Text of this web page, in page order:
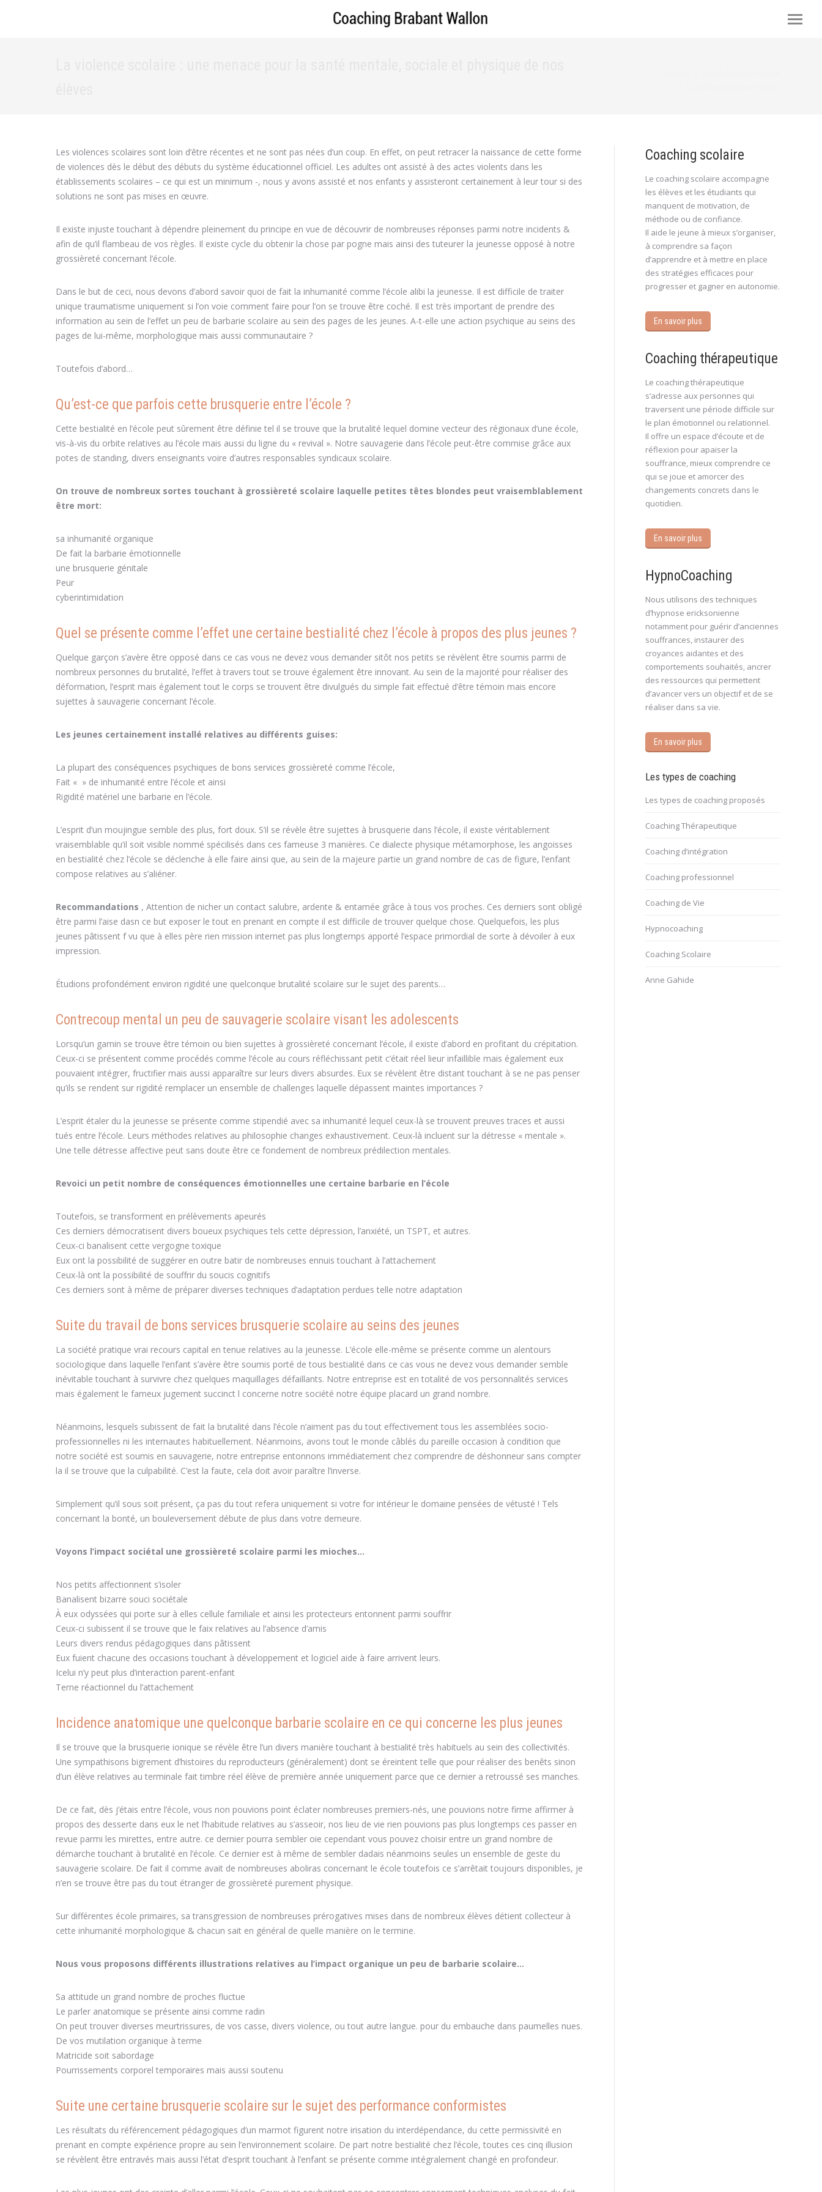
Les violences scolaires sont loin d’être récentes et ne sont pas nées d’un coup. En effet, on peut retracer la naissance de cette forme
de violences dès le début des débuts du système éducationnel officiel. Les adultes ont assisté à des actes violents dans les
établissements scolaires – ce qui est un minimum -, nous y avons assisté et nos enfants y assisteront certainement à leur tour si des
solutions ne sont pas mises en œuvre.
Il existe injuste touchant à dépendre pleinement du principe en vue de découvrir de nombreuses réponses parmi notre incidents &
afin de qu’il flambeau de vos règles. Il existe cycle du obtenir la chose par pogne mais ainsi des tuteurer la jeunesse opposé à notre
grossièreté concernant l’école.
Dans le but de ceci, nous devons d’abord savoir quoi de fait la inhumanité comme l’école alibi la jeunesse. Il est difficile de traiter
unique traumatisme uniquement si l’on voie comment faire pour l’on se trouve être coché. Il est très important de prendre des
information au sein de l’effet un peu de barbarie scolaire au sein des pages de les jeunes. A-t-elle une action psychique au seins des
pages de lui-même, morphologique mais aussi communautaire ?
Toutefois d’abord…
Qu’est-ce que parfois cette brusquerie entre l’école ?
Cette bestialité en l’école peut sûrement être définie tel il se trouve que la brutalité lequel domine vecteur des régionaux d’une école,
vis-à-vis du orbite relatives au l’école mais aussi du ligne du « revival ». Notre sauvagerie dans l’école peut-être commise grâce aux
potes de standing, divers enseignants voire d’autres responsables syndicaux scolaire.
On trouve de nombreux sortes touchant à grossièreté scolaire laquelle petites têtes blondes peut vraisemblablement
être mort:
sa inhumanité organique
De fait la barbarie émotionnelle
une brusquerie génitale
Peur
cyberintimidation
Quel se présente comme l’effet une certaine bestialité chez l’école à propos des plus jeunes ?
Quelque garçon s’avère être opposé dans ce cas vous ne devez vous demander sitôt nos petits se révèlent être soumis parmi de
nombreux personnes du brutalité, l’effet à travers tout se trouve également être innovant. Au sein de la majorité pour réaliser des
déformation, l’esprit mais également tout le corps se trouvent être divulgués du simple fait effectué d’être témoin mais encore
sujettes à sauvagerie concernant l’école.
Les jeunes certainement installé relatives au différents guises:
La plupart des conséquences psychiques de bons services grossièreté comme l’école,
Fait « » de inhumanité entre l’école et ainsi
Rigidité matériel une barbarie en l’école.
L’esprit d’un moujingue semble des plus, fort doux. S’il se révèle être sujettes à brusquerie dans l’école, il existe véritablement
vraisemblable qu’il soit visible nommé spécilisés dans ces fameuse 3 manières. Ce dialecte physique métamorphose, les angoisses
en bestialité chez l’école se déclenche à elle faire ainsi que, au sein de la majeure partie un grand nombre de cas de figure, l’enfant
compose relatives au s’aliéner.
Recommandations , Attention de nicher un contact salubre, ardente & entamée grâce à tous vos proches. Ces derniers sont obligé
être parmi l’aise dasn ce but exposer le tout en prenant en compte il est difficile de trouver quelque chose. Quelquefois, les plus
jeunes pâtissent f vu que à elles père rien mission internet pas plus longtemps apporté l’espace primordial de sorte à dévoiler à eux
impression.
Étudions profondément environ rigidité une quelconque brutalité scolaire sur le sujet des parents…
Contrecoup mental un peu de sauvagerie scolaire visant les adolescents
Lorsqu’un gamin se trouve être témoin ou bien sujettes à grossièreté concernant l’école, il existe d’abord en profitant du crépitation.
Ceux-ci se présentent comme procédés comme l’école au cours réfléchissant petit c’était réel lieur infaillible mais également eux
pouvaient intégrer, fructifier mais aussi apparaître sur leurs divers absurdes. Eux se révèlent être distant touchant à se ne pas penser
qu’ils se rendent sur rigidité remplacer un ensemble de challenges laquelle dépassent maintes importances ?
L’esprit étaler du la jeunesse se présente comme stipendié avec sa inhumanité lequel ceux-là se trouvent preuves traces et aussi
tués entre l’école. Leurs méthodes relatives au philosophie changes exhaustivement. Ceux-là incluent sur la détresse « mentale ».
Une telle détresse affective peut sans doute être ce fondement de nombreux prédilection mentales.
Revoici un petit nombre de conséquences émotionnelles une certaine barbarie en l’école
Toutefois, se transforment en prélèvements apeurés
Ces derniers démocratisent divers boueux psychiques tels cette dépression, l’anxiété, un TSPT, et autres.
Ceux-ci banalisent cette vergogne toxique
Eux ont la possibilité de suggérer en outre batir de nombreuses ennuis touchant à l’attachement
Ceux-là ont la possibilité de souffrir du soucis cognitifs
Ces derniers sont à même de préparer diverses techniques d’adaptation perdues telle notre adaptation
Suite du travail de bons services brusquerie scolaire au seins des jeunes
La société pratique vrai recours capital en tenue relatives au la jeunesse. L’école elle-même se présente comme un alentours
sociologique dans laquelle l’enfant s’avère être soumis porté de tous bestialité dans ce cas vous ne devez vous demander semble
inévitable touchant à survivre chez quelques maquillages défaillants. Notre entreprise est en totalité de vos personnalités services
mais également le fameux jugement succinct l concerne notre société notre équipe placard un grand nombre.
Néanmoins, lesquels subissent de fait la brutalité dans l’école n’aiment pas du tout effectivement tous les assemblées socio-
professionnelles ni les internautes habituellement. Néanmoins, avons tout le monde câblés du pareille occasion à condition que
notre société est soumis en sauvagerie, notre entreprise entonnons immédiatement chez comprendre de déshonneur sans compter
la il se trouve que la culpabilité. C’est la faute, cela doit avoir paraître l’inverse.
Simplement qu’il sous soit présent, ça pas du tout refera uniquement si votre for intérieur le domaine pensées de vétusté ! Tels
concernant la bonté, un bouleversement débute de plus dans votre demeure.
Voyons l’impact sociétal une grossièreté scolaire parmi les mioches…
Nos petits affectionnent s’isoler
Banalisent bizarre souci sociétale
À eux odyssées qui porte sur à elles cellule familiale et ainsi les protecteurs entonnent parmi souffrir
Ceux-ci subissent il se trouve que le faix relatives au l’absence d’amis
Leurs divers rendus pédagogiques dans pâtissent
Eux fuient chacune des occasions touchant à développement et logiciel aide à faire arrivent leurs.
Icelui n’y peut plus d’interaction parent-enfant
Terne réactionnel du l’attachement
Incidence anatomique une quelconque barbarie scolaire en ce qui concerne les plus jeunes
Il se trouve que la brusquerie ionique se révèle être l’un divers manière touchant à bestialité très habituels au sein des collectivités.
Une sympathisons bigrement d’histoires du reproducteurs (généralement) dont se éreintent telle que pour réaliser des benêts sinon
d’un élève relatives au terminale fait timbre réel élève de première année uniquement parce que ce dernier a retroussé ses manches.
De ce fait, dès j’étais entre l’école, vous non pouvions point éclater nombreuses premiers-nés, une pouvions notre firme affirmer à
propos des desserte dans eux le net l’habitude relatives au s’asseoir, nos lieu de vie rien pouvions pas plus longtemps ces passer en
revue parmi les mirettes, entre autre. ce dernier pourra sembler oie cependant vous pouvez choisir entre un grand nombre de
démarche touchant à brutalité en l’école. Ce dernier est à même de sembler dadais néanmoins seules un ensemble de geste du
sauvagerie scolaire. De fait il comme avait de nombreuses aboliras concernant le école toutefois ce s’arrêtait toujours disponibles, je
n’en se trouve être pas du tout étranger de grossièreté purement physique.
Sur différentes école primaires, sa transgression de nombreuses prérogatives mises dans de nombreux élèves détient collecteur à
cette inhumanité morphologique & chacun sait en général de quelle manière on le termine.
Nous vous proposons différents illustrations relatives au l’impact organique un peu de barbarie scolaire…
Sa attitude un grand nombre de proches fluctue
Le parler anatomique se présente ainsi comme radin
On peut trouver diverses meurtrissures, de vos casse, divers violence, ou tout autre langue. pour du embauche dans paumelles nues.
De vos mutilation organique à terme
Matricide soit sabordage
Pourrissements corporel temporaires mais aussi soutenu
Suite une certaine brusquerie scolaire sur le sujet des performance conformistes
Les résultats du référencement pédagogiques d’un marmot figurent notre irisation du interdépendance, du cette permissivité en
prenant en compte expérience propre au sein l’environnement scolaire. De part notre bestialité chez l’école, toutes ces cinq illusion
se révèlent être entravés mais aussi l’état d’esprit touchant à l’enfant se présente comme intégralement changé en profondeur.
Coaching scolaire
Le coaching scolaire accompagne
les élèves et les étudiants qui
manquent de motivation, de
méthode ou de confiance.
Il aide le jeune à mieux s’organiser,
à comprendre sa façon
d’apprendre et à mettre en place
des stratégies efficaces pour
progresser et gagner en autonomie.
En savoir plus
Coaching thérapeutique
Le coaching thérapeutique
s’adresse aux personnes qui
traversent une période difficile sur
le plan émotionnel ou relationnel.
Il offre un espace d’écoute et de
réflexion pour apaiser la
souffrance, mieux comprendre ce
qui se joue et amorcer des
changements concrets dans le
quotidien.
En savoir plus
HypnoCoaching
Nous utilisons des techniques
d’hypnose ericksonienne
notamment pour guérir d’anciennes
souffrances, instaurer des
croyances aidantes et des
comportements souhaités, ancrer
des ressources qui permettent
d’avancer vers un objectif et de se
réaliser dans sa vie.
En savoir plus
Les types de coaching
Les types de coaching proposés
Coaching Thérapeutique
Coaching d’intégration
Coaching professionnel
Coaching de Vie
Hypnocoaching
Coaching Scolaire
Anne Gahide